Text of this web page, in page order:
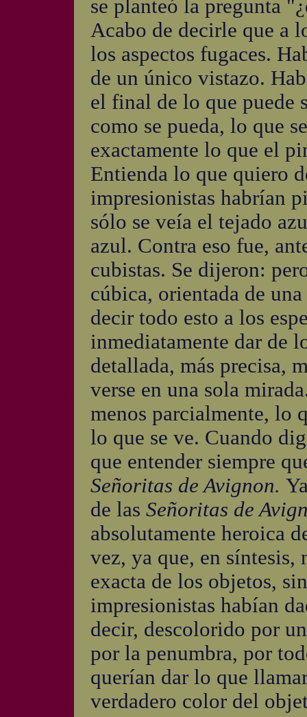
se planteó la pregunta
Acabo de decirle que a
los aspectos fugaces.
de un único vistazo.
el final de lo que puede
como se pueda, lo que
exactamente lo que el
Entienda lo que quiero
impresionistas habrían
sólo se veía el tejado
azul. Contra eso fue,
cubistas. Se dijeron:
cúbica, orientada de
decir todo esto a los
inmediatamente dar de
detallada, más precisa,
verse en una sola
menos parcialmente, lo
lo que se ve. Cuando
que entender siempre
Señoritas de Avignon.
de las Señoritas de
absolutamente heroica
vez, ya que, en síntesis,
exacta de los objetos,
impresionistas habían
decir, descolorido por
por la penumbra, por
querían dar lo que
verdadero color del